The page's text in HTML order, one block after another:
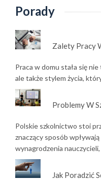
Porady
Zalety Pracy
Praca w domu stała się
ale także stylem życia,
Problemy W
Polskie szkolnictwo stoi
znaczący sposób
wynagrodzenia
Jak Poradzić